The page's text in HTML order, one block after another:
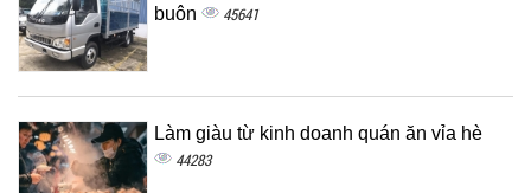
buôn
45641
Làm giàu từ kinh doanh quán ăn vỉa hè
44283